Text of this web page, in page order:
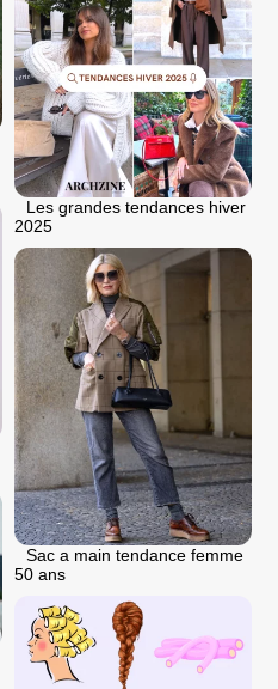
Les grandes tendances hiver
2025
Sac a main tendance femme
50 ans